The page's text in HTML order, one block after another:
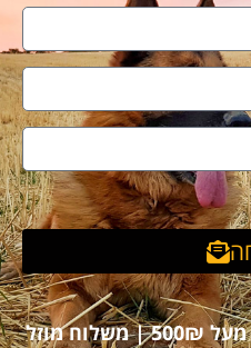
משלוח חינם בקנייה מעל 500₪ | משלוח מוזל